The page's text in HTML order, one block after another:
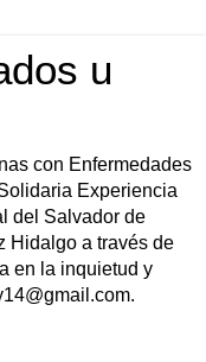
u
con Enfermedades
Experiencia
del Salvador de
Hidalgo a través de
en la inquietud y